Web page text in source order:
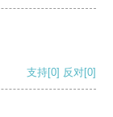
支持[0] 反对[0]